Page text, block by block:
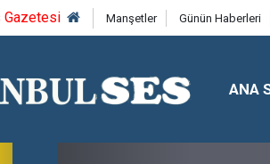
Gazetesi Manşetler Günün Haberleri
ANA